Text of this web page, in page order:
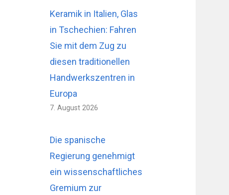
Keramik in Italien, Glas
in Tschechien: Fahren
Sie mit dem Zug zu
diesen traditionellen
Handwerkszentren in
Europa
7. August 2026
Die spanische
Regierung genehmigt
ein wissenschaftliches
Gremium zur